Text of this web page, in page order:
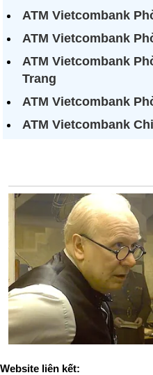
ATM Vietcombank
ATM Vietcombank
ATM Vietcombank
Trang
ATM Vietcombank
ATM Vietcombank
Website liên kết: